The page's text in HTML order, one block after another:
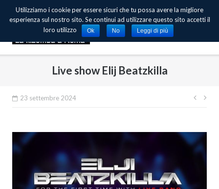
Live show Elij Beatzkilla
23 settembre 2024
Utilizziamo i cookie per essere sicuri che tu possa avere la migliore
esperienza sul nostro sito. Se continui ad utilizzare questo sito accetti il
loro utilizzo
Ok No Leggi di più